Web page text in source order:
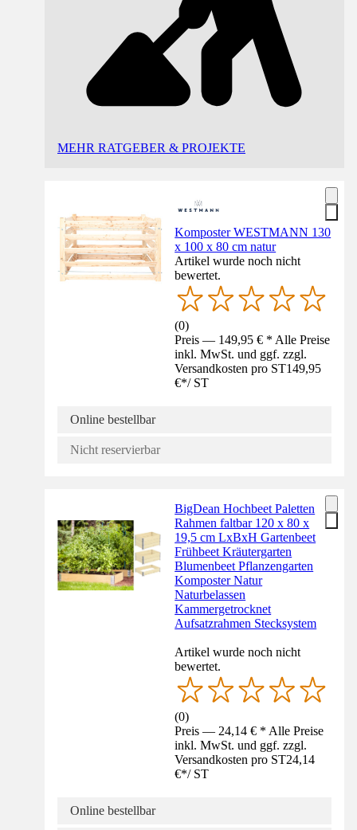
MEHR RATGEBER & PROJEKTE
Komposter WESTMANN 130
x 100 x 80 cm natur
Artikel wurde noch nicht
bewertet.
(0)
Preis — 149,95 € * Alle Preise
inkl. MwSt. und ggf. zzgl.
Versandkosten pro ST149,95
€*/ ST
Online bestellbar
Nicht reservierbar
BigDean Hochbeet Paletten
Rahmen faltbar 120 x 80 x
19,5 cm LxBxH Gartenbeet
Frühbeet Kräutergarten
Blumenbeet Pflanzengarten
Komposter Natur
Naturbelassen
Kammergetrocknet
Aufsatzrahmen Stecksystem
Artikel wurde noch nicht
bewertet.
(0)
Preis — 24,14 € * Alle Preise
inkl. MwSt. und ggf. zzgl.
Versandkosten pro ST24,14
€*/ ST
Online bestellbar